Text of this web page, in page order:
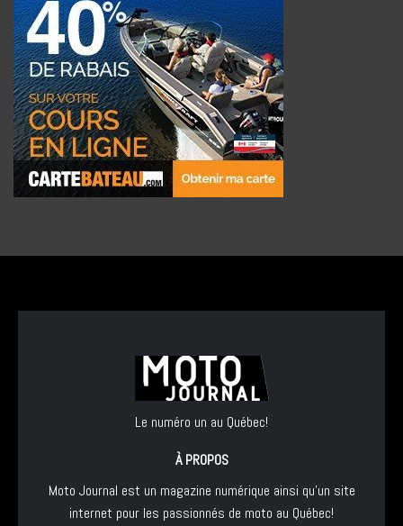
Le numéro un au Québec!
À PROPOS
Moto Journal est un magazine numérique ainsi qu'un site
internet pour les passionnés de moto au Québec!